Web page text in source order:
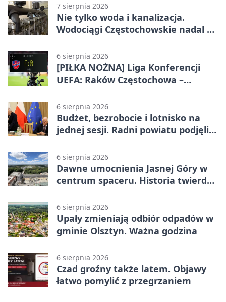
7 sierpnia 2026
Nie tylko woda i kanalizacja.
Wodociągi Częstochowskie nadal w
6 sierpnia 2026
[PIŁKA NOŻNA] Liga Konferencji
UEFA: Raków Częstochowa –
meczu III rundy eliminacji
6 sierpnia 2026
Budżet, bezrobocie i lotnisko na
jednej sesji. Radni powiatu podjęli
6 sierpnia 2026
Dawne umocnienia Jasnej Góry w
centrum spaceru. Historia twierdzy
6 sierpnia 2026
Upały zmieniają odbiór odpadów w
gminie Olsztyn. Ważna godzina
6 sierpnia 2026
Czad groźny także latem. Objawy
łatwo pomylić z przegrzaniem